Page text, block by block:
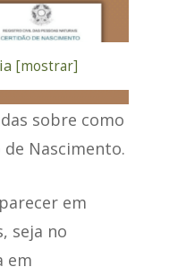
[mostrar]
sobre como
Nascimento.
em
seja no
em